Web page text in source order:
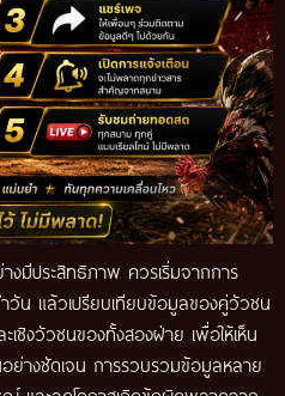
มีประสิทธิภาพ ควรเริ่มจากการ
วัน แล้วเปรียบเทียบข้อมูลของคู่วัวชน
งวัวชนของทั้งสองฝ่าย เพื่อให้เห็น
างชัดเจน การรวบรวมข้อมูลหลาย